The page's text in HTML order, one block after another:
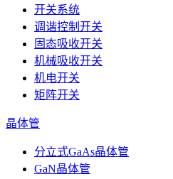
开关系统
调谐控制开关
固态吸收开关
机械吸收开关
机电开关
矩阵开关
晶体管
分立式GaAs晶体管
GaN晶体管